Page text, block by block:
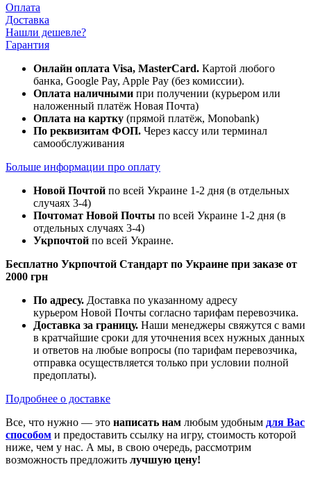
Оплата
Доставка
Нашли дешевле?
Гарантия
Онлайн оплата Visa, MasterCard. Картой любого
банка, Google Pay, Apple Pay (без комиссии).
Оплата наличными при получении (курьером или
наложенный платёж Новая Почта)
Оплата на картку (прямой платёж, Monobank)
По реквизитам ФОП. Через кассу или терминал
самообслуживания
Больше информации про оплату
Новой Почтой по всей Украине 1-2 дня (в отдельных
случаях 3-4)
Почтомат Новой Почты по всей Украине 1-2 дня (в
отдельных случаях 3-4)
Укрпочтой по всей Украине.
Бесплатно Укрпочтой Стандарт по Украине при заказе от
2000 грн
По адресу. Доставка по указанному адресу
курьером Новой Почты согласно тарифам перевозчика.
Доставка за границу. Наши менеджеры свяжутся с вами
в кратчайшие сроки для уточнения всех нужных данных
и ответов на любые вопросы (по тарифам перевозчика,
отправка осуществляется только при условии полной
предоплаты).
Подробнее о доставке
Все, что нужно — это написать нам любым удобным для Вас
способом и предоставить ссылку на игру, стоимость которой
ниже, чем у нас. А мы, в свою очередь, рассмотрим
возможность предложить лучшую цену!